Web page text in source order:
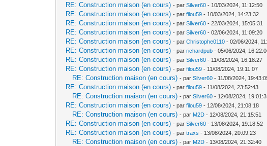
RE: Construction maison (en cours) - parSilver60 - 10/03/2024, 11:12:50
RE: Construction maison (en cours) - parfilou59 - 10/03/2024, 14:23:32
RE: Construction maison (en cours) - parSilver60 - 22/03/2024, 15:05:31
RE: Construction maison (en cours) - parSilver60 - 02/06/2024, 11:09:20
RE: Construction maison (en cours) - parChristophe0110 - 02/06/2024,
RE: Construction maison (en cours) - parrichardpub - 05/06/2024,
RE: Construction maison (en cours) - parSilver60 - 11/08/2024, 16:18:27
RE: Construction maison (en cours) - parfilou59 - 11/08/2024, 19:11:07
RE: Construction maison (en cours) - parSilver60 - 11/08/2024,
RE: Construction maison (en cours) - parfilou59 - 11/08/2024, 23:52:43
RE: Construction maison (en cours) - parSilver60 - 12/08/2024,
RE: Construction maison (en cours) - parfilou59 - 12/08/2024, 21:08:18
RE: Construction maison (en cours) - par M2D - 12/08/2024, 21:15:51
RE: Construction maison (en cours) - parSilver60 - 13/08/2024, 19:18:52
RE: Construction maison (en cours) - partraxs - 13/08/2024, 20:09:23
RE: Construction maison (en cours) - par M2D - 13/08/2024, 21:32:40